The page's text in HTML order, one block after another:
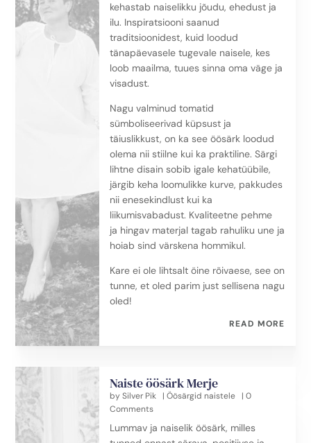
kehastab naiselikku jõudu, ehedust ja
ilu. Inspiratsiooni saanud
traditsioonidest, kuid loodud
tänapäevasele tugevale naisele, kes
loob maailma, tuues sinna oma väge ja
visadust.
Nagu valminud tomatid
sümboliseerivad küpsust ja
täiuslikkust, on ka see öösärk loodud
olema nii stiilne kui ka praktiline. Särgi
lihtne disain sobib igale kehatüübile,
järgib keha loomulikke kurve, pakkudes
nii enesekindlust kui ka
liikumisvabadust. Kvaliteetne pehme
ja hingav materjal tagab rahuliku une ja
hoiab sind värskena hommikul.
Kare ei ole lihtsalt öine rõivaese, see on
tunne, et oled parim just sellisena nagu
oled!
READ MORE
Naiste öösärk Merje
bySilver Pik |Öösärgid naistele
| 0
Comments
Lummav ja naiselik öösärk, milles